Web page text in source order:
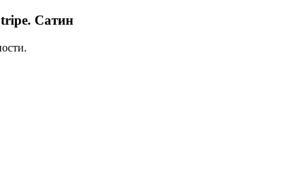
Сатин